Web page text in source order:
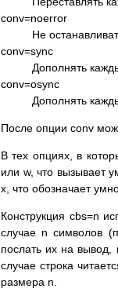
conv=noerror
Не
conv=sync
Дополнять
conv=osync
Дополнять
После опции conv
В тех опциях, в
или w, что вызывает
x, что обозначает
Конструкция cbs=n
случае n символов
послать их на
случае строка
размера n.